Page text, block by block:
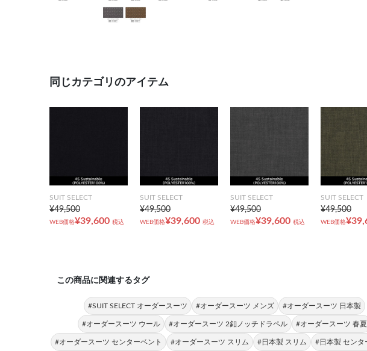
同じカテゴリのアイテム
SUIT SELECT
¥49,500
WEB価格¥39,600 税込
SUIT SELECT
¥49,500
WEB価格¥39,600 税込
SUIT SELECT
¥49,500
WEB価格¥39,600 税込
SUIT SELECT
¥49,500
WEB価格
この商品に関連するタグ
#SUIT SELECT オーダースーツ #オーダースーツ メンズ #オーダースーツ 日本製
#オーダースーツ ウール #オーダースーツ 2釦ノッチドラペル #オーダースーツ 春夏
#オーダースーツ センターベント #オーダースーツ スリム #日本製 スリム #日本製 センタ